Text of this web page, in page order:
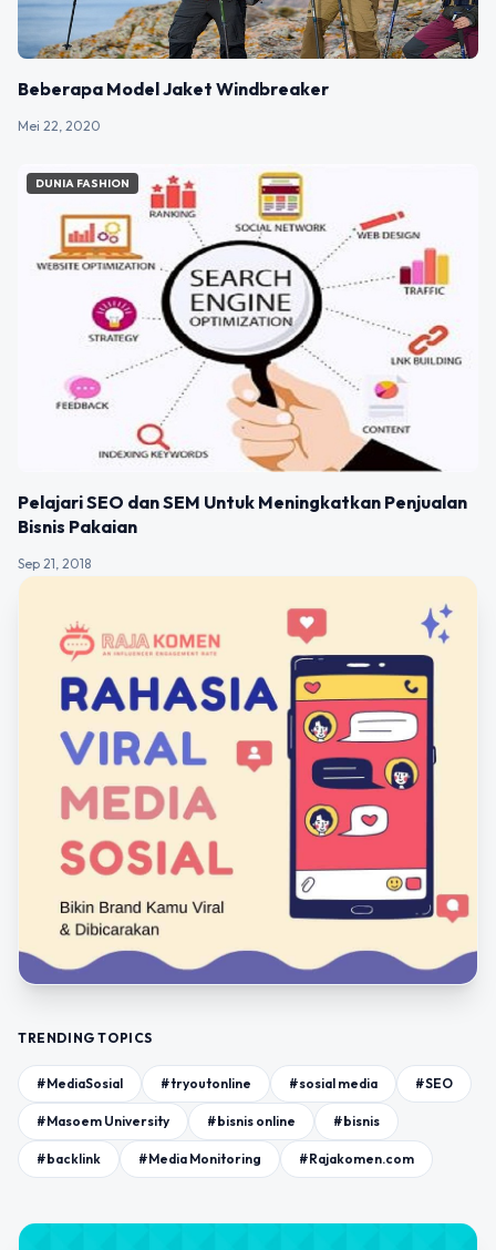
Beberapa Model Jaket Windbreaker
Mei 22, 2020
DUNIA FASHION
Pelajari SEO dan SEM Untuk Meningkatkan Penjualan
Bisnis Pakaian
Sep 21, 2018
TRENDING TOPICS
#MediaSosial #tryoutonline #sosial media #SEO
#Masoem University #bisnis online #bisnis
#backlink #Media Monitoring #Rajakomen.com